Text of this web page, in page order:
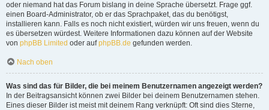
oder niemand hat das Forum bislang in deine Sprache übersetzt. Frage ggf.
einen Board-Administrator, ob er das Sprachpaket, das du benötigst,
installieren kann. Falls es noch nicht existiert, würden wir uns freuen, wenn du
es übersetzen würdest. Weitere Informationen dazu können auf der Website
von phpBB Limited oder aufphpBB.de gefunden werden.
Nach oben
Was sind das für Bilder, die bei meinem Benutzernamen angezeigt werden?
In der Beitragsansicht können zwei Bilder bei deinem Benutzernamen stehen.
Eines dieser Bilder ist meist mit deinem Rang verknüpft: Oft sind dies Sterne,